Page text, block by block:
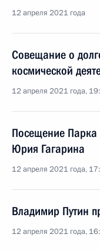
12 апреля 2021 года
Совещание о
космической
12 апреля 2021 года,
Посещение Парка
Юрия Гагарина
12 апреля 2021 года,
Владимир Путин
12 апреля 2021 года,